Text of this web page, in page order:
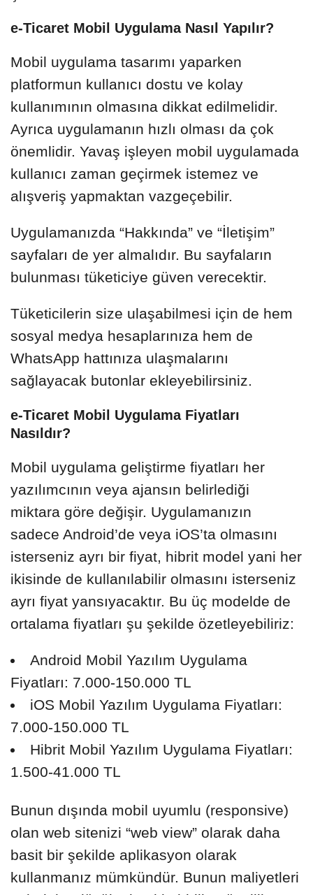
e-Ticaret Mobil Uygulama Nasıl Yapılır?
Mobil uygulama tasarımı yaparken
platformun kullanıcı dostu ve kolay
kullanımının olmasına dikkat edilmelidir.
Ayrıca uygulamanın hızlı olması da çok
önemlidir. Yavaş işleyen mobil uygulamada
kullanıcı zaman geçirmek istemez ve
alışveriş yapmaktan vazgeçebilir.
Uygulamanızda “Hakkında” ve “İletişim”
sayfaları de yer almalıdır. Bu sayfaların
bulunması tüketiciye güven verecektir.
Tüketicilerin size ulaşabilmesi için de hem
sosyal medya hesaplarınıza hem de
WhatsApp hattınıza ulaşmalarını
sağlayacak butonlar ekleyebilirsiniz.
e-Ticaret Mobil Uygulama Fiyatları
Nasıldır?
Mobil uygulama geliştirme fiyatları her
yazılımcının veya ajansın belirlediği
miktara göre değişir. Uygulamanızın
sadece Android’de veya iOS’ta olmasını
isterseniz ayrı bir fiyat, hibrit model yani her
ikisinde de kullanılabilir olmasını isterseniz
ayrı fiyat yansıyacaktır. Bu üç modelde de
ortalama fiyatları şu şekilde özetleyebiliriz:
Android Mobil Yazılım Uygulama
Fiyatları: 7.000-150.000 TL
iOS Mobil Yazılım Uygulama Fiyatları:
7.000-150.000 TL
Hibrit Mobil Yazılım Uygulama Fiyatları:
1.500-41.000 TL
Bunun dışında mobil uyumlu (responsive)
olan web sitenizi “web view” olarak daha
basit bir şekilde aplikasyon olarak
kullanmanız mümkündür. Bunun maliyetleri